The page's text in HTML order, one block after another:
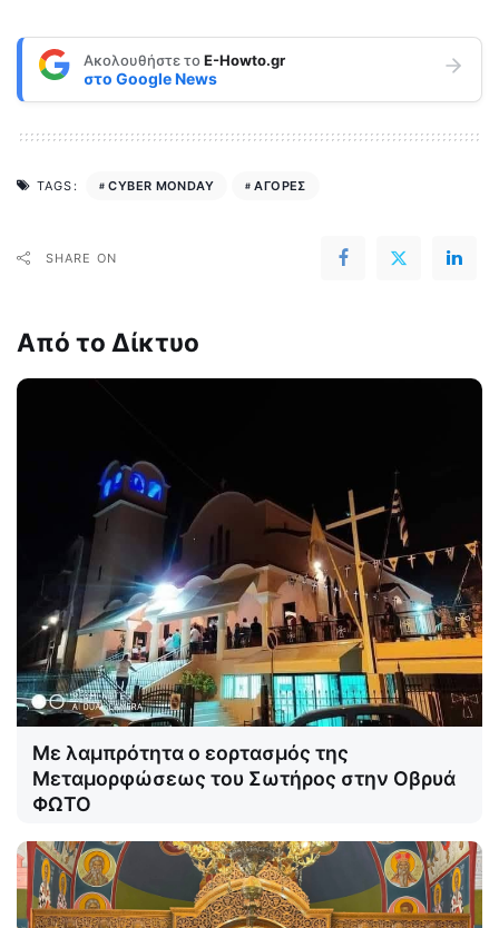
Ακολουθήστε τοE-Howto.gr
στο Google News
TAGS: CYBER MONDAY ΑΓΟΡΕΣ
SHARE ON
Από το Δίκτυο
Με λαμπρότητα ο εορτασμός της
Μεταμορφώσεως του Σωτήρος στην Οβρυά
ΦΩΤΟ